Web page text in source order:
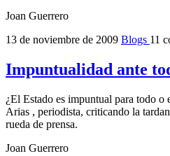
Joan Guerrero
13 de noviembre de 2009 Blogs 11
Impuntualidad ante
¿El Estado es impuntual para todo
Arias , periodista, criticando la
rueda de prensa.
Joan Guerrero